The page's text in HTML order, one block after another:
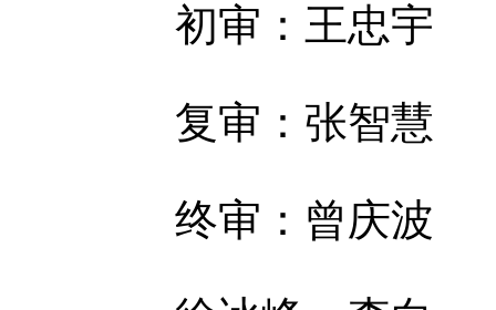
初审：王忠宇
复审：张智慧
终审：曾庆波